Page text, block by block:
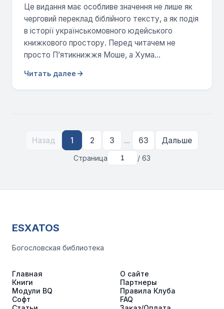
Це видання має особливе значення не лише як
черговий переклад біблійного тексту, а як подія
в історії українськомовного юдейського
книжкового простору. Перед читачем не
просто П’ятикнижжя Моше, а Хума...
Читать далее
Назад 1 2 3 ... 63 Дальше
Страница / 63
ESXATOS
Богословская библиотека
Главная
Книги
Модули BQ
Софт
О сайте
Партнеры
Правила Клуба
FAQ